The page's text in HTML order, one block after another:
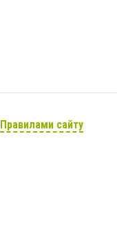
Правилами сайту